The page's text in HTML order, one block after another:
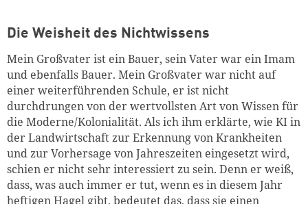
Die Weisheit des Nichtwissens
Mein Großvater ist ein Bauer, sein Vater war ein Imam
und ebenfalls Bauer. Mein Großvater war nicht auf
einer weiterführenden Schule, er ist nicht
durchdrungen von der wertvollsten Art von Wissen für
die Moderne/Kolonialität. Als ich ihm erklärte, wie KI in
der Landwirtschaft zur Erkennung von Krankheiten
und zur Vorhersage von Jahreszeiten eingesetzt wird,
schien er nicht sehr interessiert zu sein. Denn er weiß,
dass, was auch immer er tut, wenn es in diesem Jahr
heftigen Hagel gibt, bedeutet das, dass sie einen